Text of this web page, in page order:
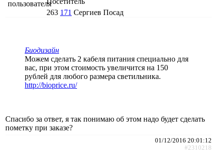
263 171 Сергиев Посад
Биодизайн
Можем сделать 2 кабеля питания специально для
вас, при этом стоимость увеличится на 150
рублей для любого размера светильника.
http://bioprice.ru/
Спасибо за ответ, я так понимаю об этом надо будет сделать
пометку при заказе?
01/12/2016 20:01:12
#2310218